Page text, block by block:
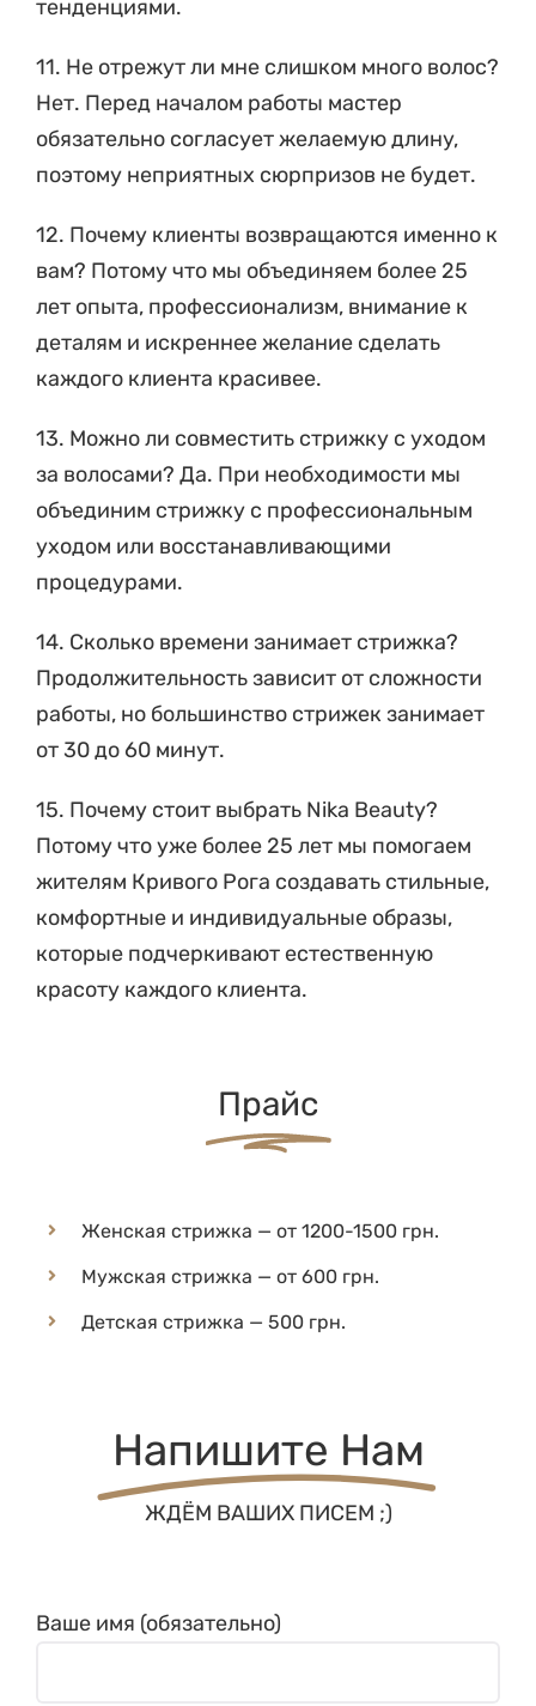
Нет. Перед началом работы мастер
обязательно согласует желаемую длину,
поэтому неприятных сюрпризов не будет.
вам? Потому что мы объединяем более 25
лет опыта, профессионализм, внимание к
деталям и искреннее желание сделать
каждого клиента красивее.
за волосами? Да. При необходимости мы
объединим стрижку с профессиональным
уходом или восстанавливающими
процедурами.
Продолжительность зависит от сложности
работы, но большинство стрижек занимает
от 30 до 60 минут.
Потому что уже более 25 лет мы помогаем
жителям Кривого Рога создавать стильные,
комфортные и индивидуальные образы,
которые подчеркивают естественную
красоту каждого клиента.
Мужская стрижка — от 600 грн.
Детская стрижка — 500 грн.
Напишите Нам
ЖДЁМ ВАШИХ ПИСЕМ ;)